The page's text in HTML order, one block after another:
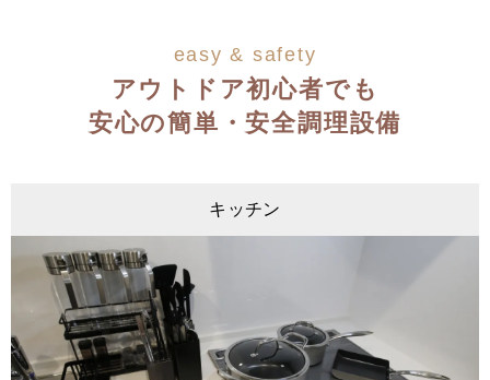
easy & safety
アウトドア初心者でも
安心の簡単・安全調理設備
キッチン